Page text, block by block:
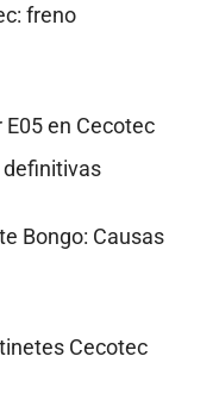
freno
en Cecotec
definitivas
Bongo: Causas
Cecotec